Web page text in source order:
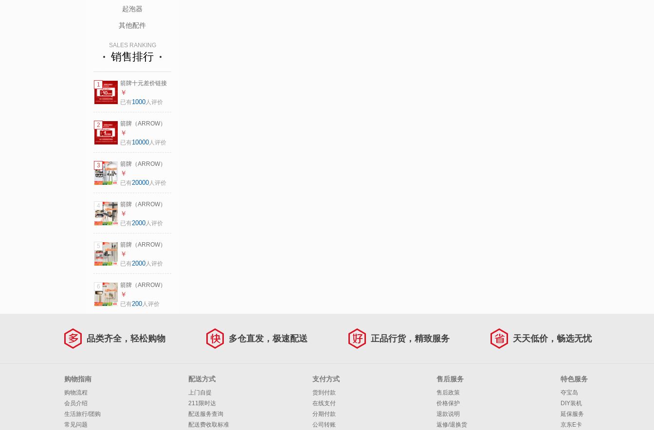
起泡器
其他配件
SALES RANKING
销售排行
1
箭牌十元差价链接
拍下联系客服 【单
拍无效】 ZY 10元
￥
已有1000人评价
2
箭牌（ARROW）
补差价链接 不要随
意拍 拍下前联系客
【单拍无效】
￥
已有10000人评价
3
箭牌（ARROW）
【焕新补贴】淋浴
花洒套装增压全铜
银色-精铜主体丨置
物平台-34214P1
￥
已有20000人评价
4
箭牌（ARROW）
【焕新补贴】淋浴
花洒套装荣逸花洒
冷热枪灰】全铜水
路丨钢琴键大置物
￥
已有2000人评价
5
箭牌（ARROW）
【焕新补贴】淋浴
花洒套装增压铜水
款双功能枪灰】精
铜主体置物丨3+1背
喷手持-升降款
￥
已有2000人评价
6
箭牌（ARROW）
【焕新补贴】淋浴
花洒套装增压铜水
铜水路丨大置物平
￥
已有200人评价
品类齐全，轻松购物 多仓直发，极速配送 正品行货，精致服务 天天低价，畅选无忧
购物指南
购物流程
会员介绍
生活旅行/团购
常见问题
配送方式
上门自提
211限时达
配送服务查询
配送费收取标准
支付方式
货到付款
在线支付
分期付款
公司转账
售后服务
售后政策
价格保护
退款说明
返修/退换货
特色服务
夺宝岛
DIY装机
延保服务
京东E卡